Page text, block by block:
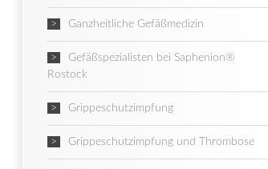
Ganzheitliche Gefäßmedizin
Gefäßspezialisten bei Saphenion®
Rostock
Grippeschutzimpfung
Grippeschutzimpfung und Thrombose